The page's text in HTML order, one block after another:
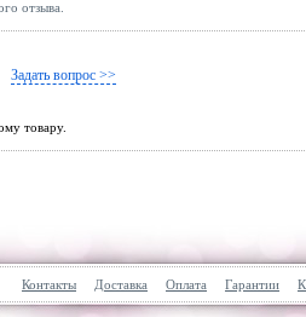
отзыва.
Задать вопрос >>
товару.
Контакты Доставка Оплата Гарантии